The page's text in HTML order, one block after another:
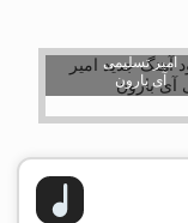
امیر تسلیمی
آی بارون